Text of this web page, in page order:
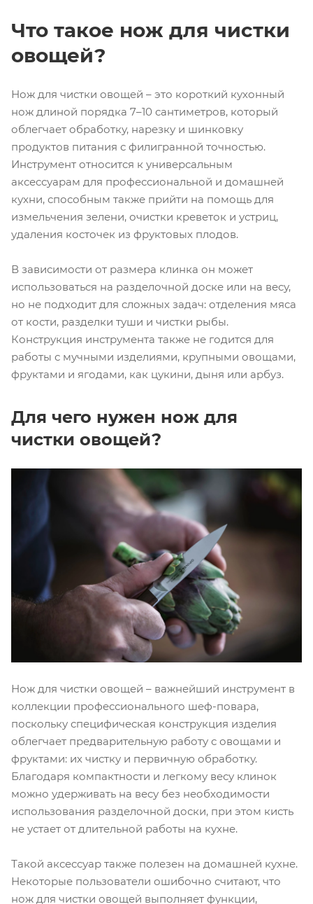
Что такое нож для чистки
овощей?
Нож для чистки овощей – это короткий кухонный
нож длиной порядка 7–10 сантиметров, который
облегчает обработку, нарезку и шинковку
продуктов питания с филигранной точностью.
Инструмент относится к универсальным
аксессуарам для профессиональной и домашней
кухни, способным также прийти на помощь для
измельчения зелени, очистки креветок и устриц,
удаления косточек из фруктовых плодов.
В зависимости от размера клинка он может
использоваться на разделочной доске или на весу,
но не подходит для сложных задач: отделения мяса
от кости, разделки туши и чистки рыбы.
Конструкция инструмента также не годится для
работы с мучными изделиями, крупными овощами,
фруктами и ягодами, как цукини, дыня или арбуз.
Для чего нужен нож для
чистки овощей?
Нож для чистки овощей – важнейший инструмент в
коллекции профессионального шеф-повара,
поскольку специфическая конструкция изделия
облегчает предварительную работу с овощами и
фруктами: их чистку и первичную обработку.
Благодаря компактности и легкому весу клинок
можно удерживать на весу без необходимости
использования разделочной доски, при этом кисть
не устает от длительной работы на кухне.
Такой аксессуар также полезен на домашней кухне.
Некоторые пользователи ошибочно считают, что
нож для чистки овощей выполняет функции,